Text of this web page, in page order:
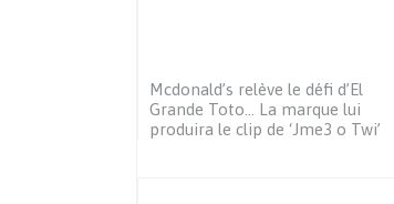
Mcdonald’s relève le défi d’El
Grande Toto… La marque lui
produira le clip de ‘Jme3 o Twi’